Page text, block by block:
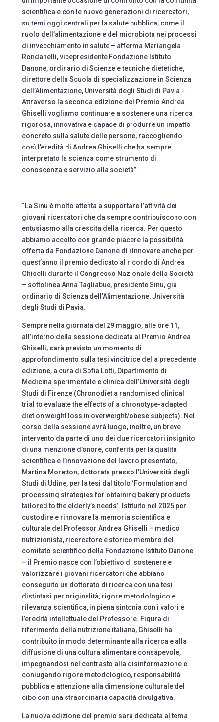
scientifica e con le nuove generazioni di ricercatori,
su temi oggi centrali per la salute pubblica, come il
ruolo dell’alimentazione e del microbiota nei processi
di invecchiamento in salute – afferma Mariangela
Rondanelli, vicepresidente Fondazione Istituto
Danone, ordinario di Scienze e tecniche dietetiche,
direttore della Scuola di specializzazione in Scienza
dell’Alimentazione, Università degli Studi di Pavia -.
Attraverso la seconda edizione del Premio Andrea
Ghiselli vogliamo continuare a sostenere una ricerca
rigorosa, innovativa e capace di produrre un impatto
concreto sulla salute delle persone, raccogliendo
così l’eredità di Andrea Ghiselli che ha sempre
interpretato la scienza come strumento di
conoscenza e servizio alla società”.
“La Sinu è molto attenta a supportare l’attività dei
giovani ricercatori che da sempre contribuiscono con
entusiasmo alla crescita della ricerca. Per questo
abbiamo accolto con grande piacere la possibilità
offerta da Fondazione Danone di rinnovare anche per
quest’anno il premio dedicato al ricordo di Andrea
Ghiselli durante il Congresso Nazionale della Società
– sottolinea Anna Tagliabue, presidente Sinu, già
ordinario di Scienza dell’Alimentazione, Università
degli Studi di Pavia.
Sempre nella giornata del 29 maggio, alle ore 11,
all’interno della sessione dedicata al Premio Andrea
Ghiselli, sarà previsto un momento di
approfondimento sulla tesi vincitrice della precedente
edizione, a cura di Sofia Lotti, Dipartimento di
Medicina sperimentale e clinica dell’Università degli
Studi di Firenze (Chronodiet a randomised clinical
trial to evaluate the effects of a chronotype-adapted
diet on weight loss in overweight/obese subjects). Nel
corso della sessione avrà luogo, inoltre, un breve
intervento da parte di uno dei due ricercatori insignito
di una menzione d’onore, conferita per la qualità
scientifica e l’innovazione del lavoro presentato,
Martina Moretton, dottorata presso l’Università degli
Studi di Udine, per la tesi dal titolo ‘Formulation and
processing strategies for obtaining bakery products
tailored to the elderly’s needs’. Istituito nel 2025 per
custodire e rinnovare la memoria scientifica e
culturale del Professor Andrea Ghiselli – medico
nutrizionista, ricercatore e storico membro del
comitato scientifico della Fondazione Istituto Danone
– il Premio nasce con l’obiettivo di sostenere e
valorizzare i giovani ricercatori che abbiano
conseguito un dottorato di ricerca con una tesi
distintasi per originalità, rigore metodologico e
rilevanza scientifica, in piena sintonia con i valori e
l’eredità intellettuale del Professore. Figura di
riferimento della nutrizione italiana, Ghiselli ha
contribuito in modo determinante alla ricerca e alla
diffusione di una cultura alimentare consapevole,
impegnandosi nel contrasto alla disinformazione e
coniugando rigore metodologico, responsabilità
pubblica e attenzione alla dimensione culturale del
cibo con una straordinaria capacità divulgativa.
La nuova edizione del premio sarà dedicata al tema